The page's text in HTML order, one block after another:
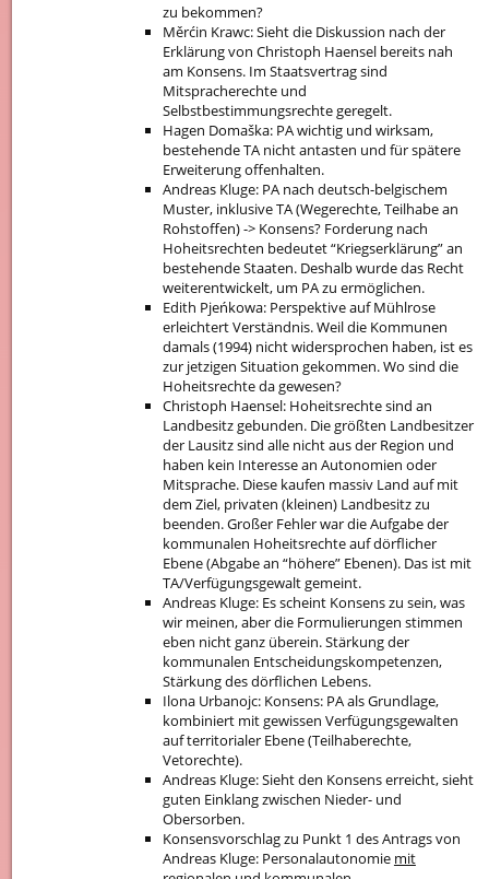
zu bekommen?
Měrćin Krawc: Sieht die Diskussion nach der
Erklärung von Christoph Haensel bereits nah
am Konsens. Im Staatsvertrag sind
Mitspracherechte und
Selbstbestimmungsrechte geregelt.
Hagen Domaška: PA wichtig und wirksam,
bestehende TA nicht antasten und für spätere
Erweiterung offenhalten.
Andreas Kluge: PA nach deutsch-belgischem
Muster, inklusive TA (Wegerechte, Teilhabe an
Rohstoffen) -> Konsens? Forderung nach
Hoheitsrechten bedeutet “Kriegserklärung” an
bestehende Staaten. Deshalb wurde das Recht
weiterentwickelt, um PA zu ermöglichen.
Edith Pjeńkowa: Perspektive auf Mühlrose
erleichtert Verständnis. Weil die Kommunen
damals (1994) nicht widersprochen haben, ist es
zur jetzigen Situation gekommen. Wo sind die
Hoheitsrechte da gewesen?
Christoph Haensel: Hoheitsrechte sind an
Landbesitz gebunden. Die größten Landbesitzer
der Lausitz sind alle nicht aus der Region und
haben kein Interesse an Autonomien oder
Mitsprache. Diese kaufen massiv Land auf mit
dem Ziel, privaten (kleinen) Landbesitz zu
beenden. Großer Fehler war die Aufgabe der
kommunalen Hoheitsrechte auf dörflicher
Ebene (Abgabe an “höhere” Ebenen). Das ist mit
TA/Verfügungsgewalt gemeint.
Andreas Kluge: Es scheint Konsens zu sein, was
wir meinen, aber die Formulierungen stimmen
eben nicht ganz überein. Stärkung der
kommunalen Entscheidungskompetenzen,
Stärkung des dörflichen Lebens.
Ilona Urbanojc: Konsens: PA als Grundlage,
kombiniert mit gewissen Verfügungsgewalten
auf territorialer Ebene (Teilhaberechte,
Vetorechte).
Andreas Kluge: Sieht den Konsens erreicht, sieht
guten Einklang zwischen Nieder- und
Obersorben.
Konsensvorschlag zu Punkt 1 des Antrags von
Andreas Kluge: Personalautonomie mit